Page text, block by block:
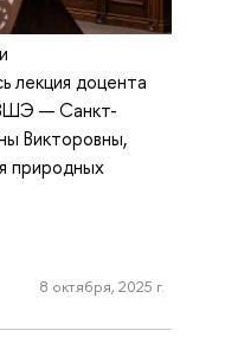
лекция доцента
— Санкт-
Викторовны,
природных
8 октября, 2025 г.